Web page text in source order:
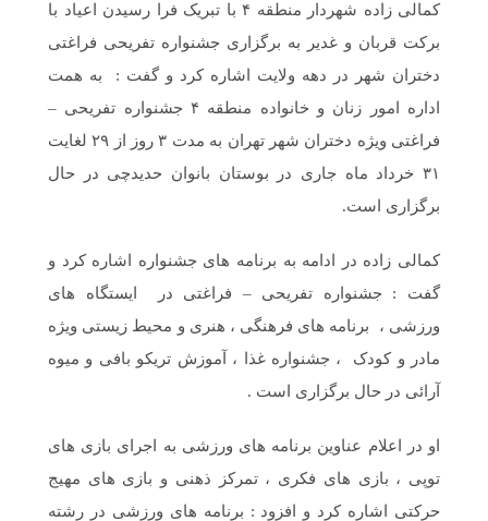
کمالی زاده شهردار منطقه ۴ با تبریک فرا رسیدن اعیاد با
برکت قربان و غدیر به برگزاری جشنواره تفریحی فراغتی
دختران شهر در دهه ولایت اشاره کرد و گفت : به همت
اداره امور زنان و خانواده منطقه ۴ جشنواره تفریحی –
فراغتی ویژه دختران شهر تهران به مدت ۳ روز از ۲۹ لغایت
۳۱ خرداد ماه جاری در بوستان بانوان حدیدچی در حال
برگزاری است.
کمالی زاده در ادامه به برنامه های جشنواره اشاره کرد و
گفت : جشنواره تفریحی – فراغتی در ایستگاه های
ورزشی ، برنامه های فرهنگی ، هنری و محیط زیستی ویژه
مادر و کودک ، جشنواره غذا ، آموزش تریکو بافی و میوه
آرائی در حال برگزاری است .
او در اعلام عناوین برنامه های ورزشی به اجرای بازی های
توپی ، بازی های فکری ، تمرکز ذهنی و بازی های مهیج
حرکتی اشاره کرد و افزود : برنامه های ورزشی در رشته